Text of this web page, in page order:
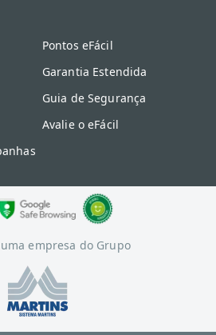
Pontos eFácil
Garantia Estendida
Guia de Segurança
Avalie o eFácil
empresa do Grupo